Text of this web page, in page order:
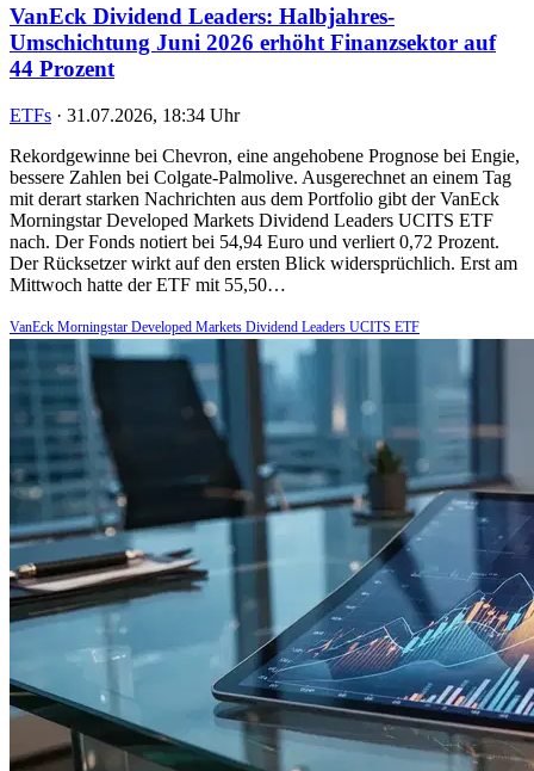
VanEck Dividend Leaders: Halbjahres-
Umschichtung Juni 2026 erhöht Finanzsektor auf
44 Prozent
ETFs · 31.07.2026, 18:34 Uhr
Rekordgewinne bei Chevron, eine angehobene Prognose bei Engie,
bessere Zahlen bei Colgate-Palmolive. Ausgerechnet an einem Tag
mit derart starken Nachrichten aus dem Portfolio gibt der VanEck
Morningstar Developed Markets Dividend Leaders UCITS ETF
nach. Der Fonds notiert bei 54,94 Euro und verliert 0,72 Prozent.
Der Rücksetzer wirkt auf den ersten Blick widersprüchlich. Erst am
Mittwoch hatte der ETF mit 55,50…
VanEck Morningstar Developed Markets Dividend Leaders UCITS ETF